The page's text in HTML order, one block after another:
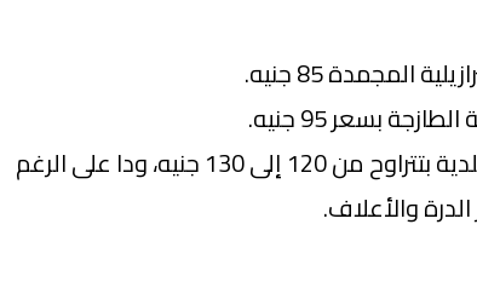
المجمدة 85 جنيه.
بسعر 95 جنيه.
أسعار اللحوم البلدية بتتراوح من 120 إلى 130 جنيه، ودا على الرغم
والأعلاف.